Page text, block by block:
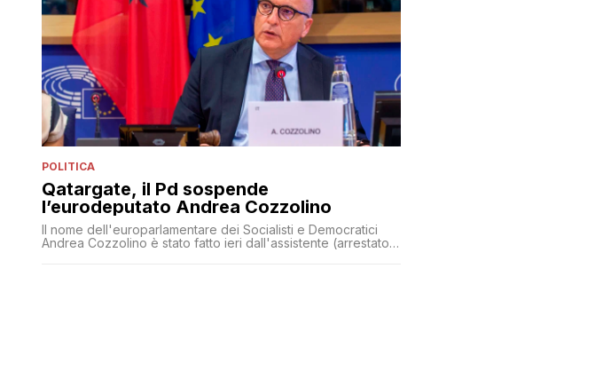
POLITICA
Qatargate, il Pd sospende
l’eurodeputato Andrea Cozzolino
Il nome dell'europarlamentare dei Socialisti e Democratici
Andrea Cozzolino è stato fatto ieri dall'assistente (arrestato)